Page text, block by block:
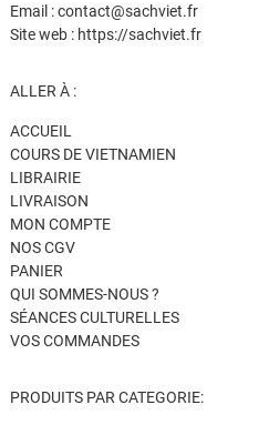
Email : contact@sachviet.fr
Site web : https://sachviet.fr
ALLER À :
ACCUEIL
COURS DE VIETNAMIEN
LIBRAIRIE
LIVRAISON
MON COMPTE
NOS CGV
PANIER
QUI SOMMES-NOUS ?
SÉANCES CULTURELLES
VOS COMMANDES
PRODUITS PAR CATEGORIE: